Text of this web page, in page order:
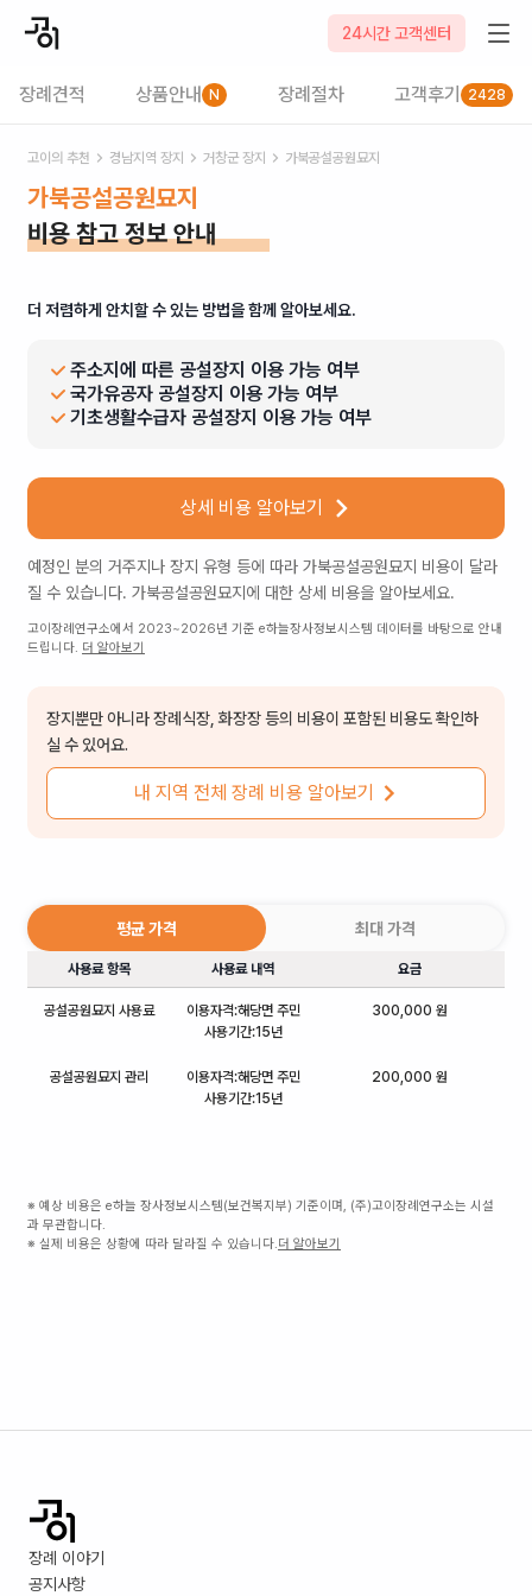
24시간 고객센터
장례견적 상품안내 N 장례절차 고객후기 2428
고이의 추천 경남지역 장지 거창군 장지 가북공설공원묘지
가북공설공원묘지
비용 참고 정보 안내
더 저렴하게 안치할 수 있는 방법을 함께 알아보세요.
주소지에 따른 공설장지 이용 가능 여부
국가유공자 공설장지 이용 가능 여부
기초생활수급자 공설장지 이용 가능 여부
상세 비용 알아보기
예정인 분의 거주지나 장지 유형 등에 따라 가북공설공원묘지 비용이 달라
질 수 있습니다. 가북공설공원묘지 에 대한 상세 비용을 알아보세요.
고이장례연구소에서 2023~2026년 기준 e하늘장사정보시스템 데이터를 바탕으로 안내
드립니다. 더 알아보기
장지뿐만 아니라 장례식장, 화장장 등의 비용이 포함된 비용도 확인하
실 수 있어요.
내 지역 전체 장례 비용 알아보기
평균 가격 최대 가격
사용료 항목 사용료 내역 요금
공설공원묘지 사용료
이용자격:해당면 주민
사용기간:15년
300,000 원
공설공원묘지 관리
이용자격:해당면 주민
사용기간:15년
200,000 원
※ 예상 비용은 e하늘 장사정보시스템(보건복지부) 기준이며, (주)고이장례연구소는 시설
과 무관합니다.
※ 실제 비용은 상황에 따라 달라질 수 있습니다.더 알아보기
장례 이야기
공지사항